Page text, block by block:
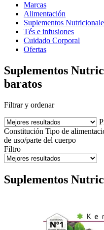
Marcas
Alimentación
Suplementos
Tés e infusiones
Cuidado Corporal
Ofertas
Suplementos
baratos
Filtrar y ordenar
Constitución Tipo de
de uso/parte del cuerpo
Filtro
Suplementos